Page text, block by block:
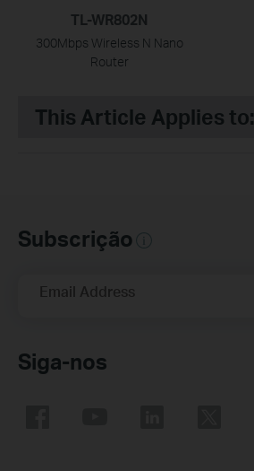
TL-WR802N
300Mbps Wireless N Nano
Router
This Article Applies to:
Subscrição
Email Address
Siga-nos